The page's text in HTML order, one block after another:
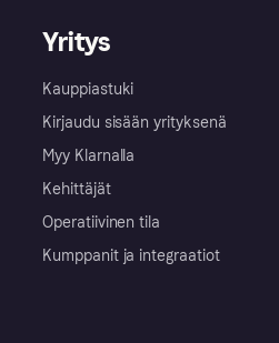
Yritys
Kauppiastuki
Kirjaudu sisään yrityksenä
Myy Klarnalla
Kehittäjät
Operatiivinen tila
Kumppanit ja integraatiot